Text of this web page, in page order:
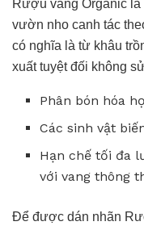
Rượu vang Organic
vườn nho canh tác
có nghĩa là từ khâu
xuất tuyệt đối không
Phân bón hóa
Các sinh vật
Hạn chế tối đa
với vang thông
Để được dán nhãn